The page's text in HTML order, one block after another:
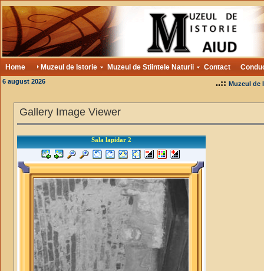
Home Muzeul de Istorie Muzeul de Stiintele Naturii Contact
6 august 2026 ..:: Muzeul de
Gallery Image Viewer
Sala lapidar 2